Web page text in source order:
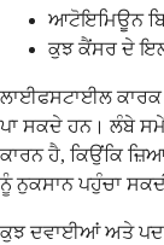
ਆਟੋਇਮਿਊਨ
ਕੁਝ ਕੈਂਸਰ ਦੇ
ਲਾਈਫਸਟਾਈਲ ਕਾਰਕ
ਪਾ ਸਕਦੇ ਹਨ। ਲੰਬੇ
ਕਾਰਨ ਹੈ, ਕਿਉਂਕਿ
ਨੂੰ ਨੁਕਸਾਨ ਪਹੁੰਚਾ
ਕੁਝ ਦਵਾਈਆਂ ਅਤੇ